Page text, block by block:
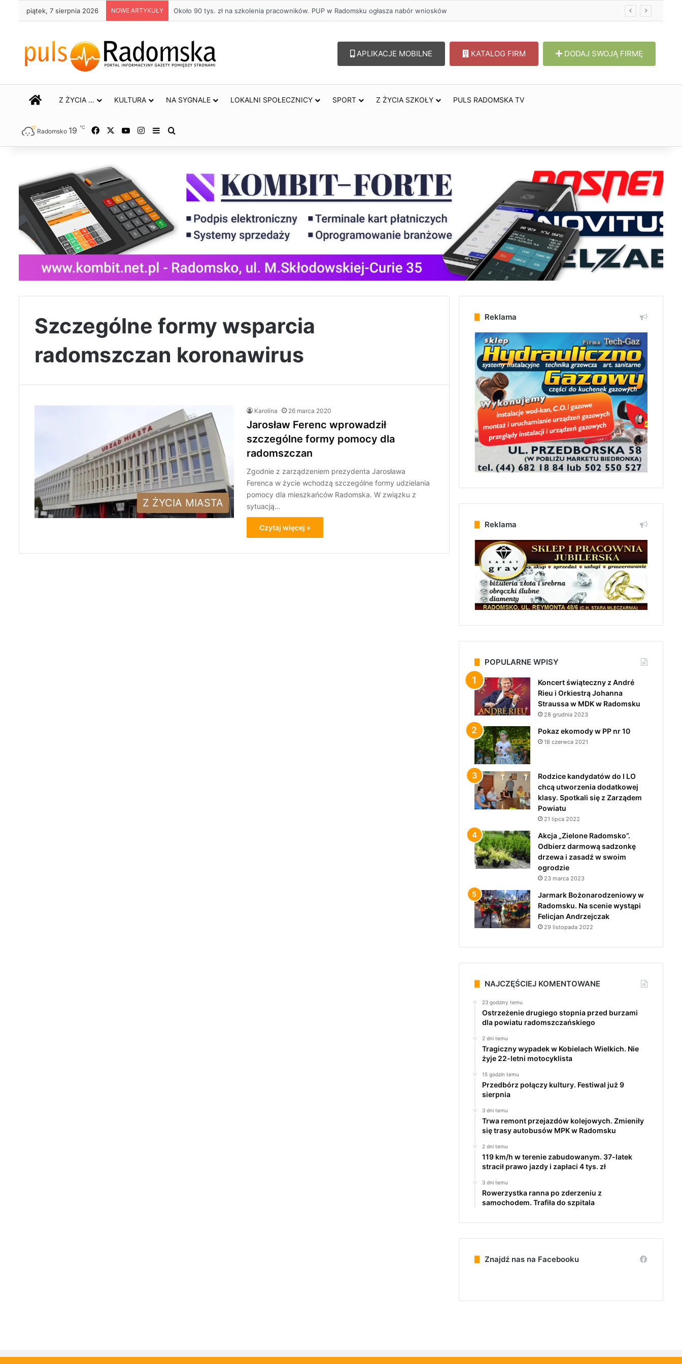
piątek, 7 sierpnia 2026 NOWE ARTYKUŁY Około 90 tys. zł na szkolenia pracowników. PUP w Radomsku ogłasza nabór wniosków
APLIKACJE MOBILNE KATALOG FIRM DODAJ SWOJĄ FIRMĘ
STRONA GŁÓWNA
Z ŻYCIA … KULTURA NA SYGNALE LOKALNI SPOŁECZNICY SPORT Z ŻYCIA SZKOŁY PULS RADOMSKA TV
Radomsko 19 ℃ Facebook YouTubeInstagram
Sidebar
Szczególne formy wsparcia
radomszczan koronawirus
Z ŻYCIA MIASTA
Karolina 26 marca 2020
Jarosław Ferenc wprowadził
szczególne formy pomocy dla
radomszczan
Zgodnie z zarządzeniem prezydenta Jarosława
Ferenca w życie wchodzą szczególne formy udzielania
pomocy dla mieszkańców Radomska. W związku z
sytuacją…
Czytaj więcej »
Reklama
Reklama
POPULARNE WPISY
Koncert świąteczny z André
Rieu i Orkiestrą Johanna
Straussa w MDK w Radomsku
28 grudnia 2023
Pokaz ekomody w PP nr 10
18 czerwca 2021
Rodzice kandydatów do I LO
chcą utworzenia dodatkowej
klasy. Spotkali się z Zarządem
Powiatu
21 lipca 2022
Akcja „Zielone Radomsko”.
Odbierz darmową sadzonkę
drzewa i zasadź w swoim
ogrodzie
23 marca 2023
Jarmark Bożonarodzeniowy w
Radomsku. Na scenie wystąpi
Felicjan Andrzejczak
29 listopada 2022
NAJCZĘŚCIEJ KOMENTOWANE
23 godziny temu
Ostrzeżenie drugiego stopnia przed burzami
dla powiatu radomszczańskiego
2 dni temu
Tragiczny wypadek w Kobielach Wielkich. Nie
żyje 22-letni motocyklista
15 godzin temu
Przedbórz połączy kultury. Festiwal już 9
sierpnia
3 dni temu
Trwa remont przejazdów kolejowych. Zmieniły
się trasy autobusów MPK w Radomsku
2 dni temu
119 km/h w terenie zabudowanym. 37-latek
stracił prawo jazdy i zapłaci 4 tys. zł
3 dni temu
Rowerzystka ranna po zderzeniu z
samochodem. Trafiła do szpitala
Znajdź nas na Facebooku